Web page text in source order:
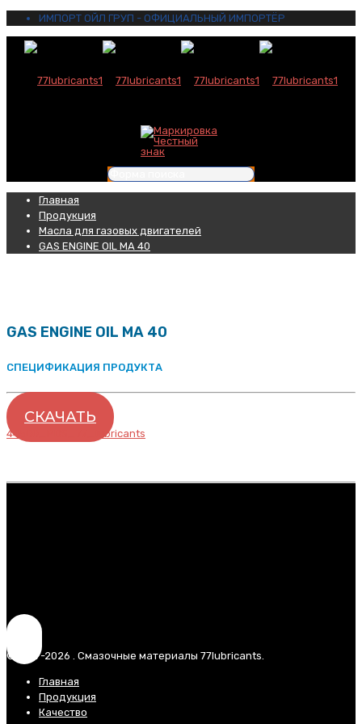
ИМПОРТ ОЙЛ ГРУП - ОФИЦИАЛЬНЫЙ ИМПОРТЁР
Главная
Продукция
Масла для газовых двигателей
GAS ENGINE OIL MA 40
GAS ENGINE OIL MA 40
СПЕЦИФИКАЦИЯ ПРОДУКТА
СКАЧАТЬ
44500_PDS_77_lubricants
© 2017-2026 . Смазочные материалы 77lubricants.
Главная
Продукция
Качество